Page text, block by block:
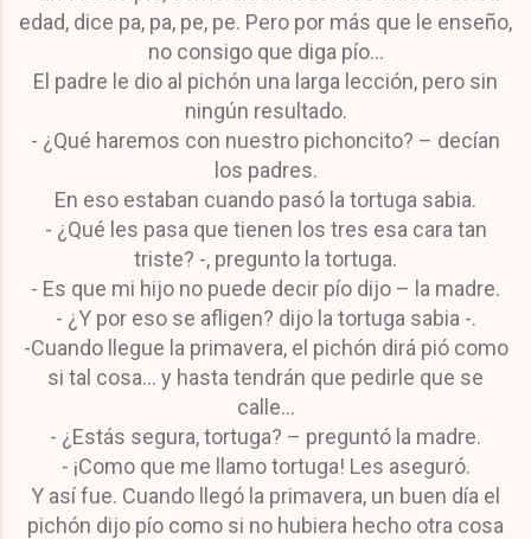
edad, dice pa, pa, pe, pe. Pero por más que le enseño,
no consigo que diga pío…
El padre le dio al pichón una larga lección, pero sin
ningún resultado.
- ¿Qué haremos con nuestro pichoncito? – decían
los padres.
En eso estaban cuando pasó la tortuga sabia.
- ¿Qué les pasa que tienen los tres esa cara tan
triste? -, pregunto la tortuga.
- Es que mi hijo no puede decir pío dijo – la madre.
- ¿Y por eso se afligen? dijo la tortuga sabia -.
-Cuando llegue la primavera, el pichón dirá pió como
si tal cosa… y hasta tendrán que pedirle que se
calle…
- ¿Estás segura, tortuga? – preguntó la madre.
- ¡Como que me llamo tortuga! Les aseguró.
Y así fue. Cuando llegó la primavera, un buen día el
pichón dijo pío como si no hubiera hecho otra cosa